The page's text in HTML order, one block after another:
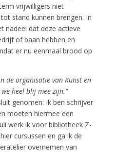
vrijwilligers niet
stand kunnen brengen. In
nadeel dat deze actieve
of baan hebben en
er nu eenmaal brood op
de organisatie van Kunst en
heel blij mee zijn.”
genomen: Ik ben schrijver
moeten hiermee een
werk ik voor bibliotheek Z-
cursussen en ga ik de
overnemen van